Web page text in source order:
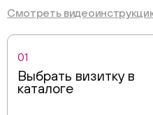
Смотреть
01
Выбрать визитку в
каталоге